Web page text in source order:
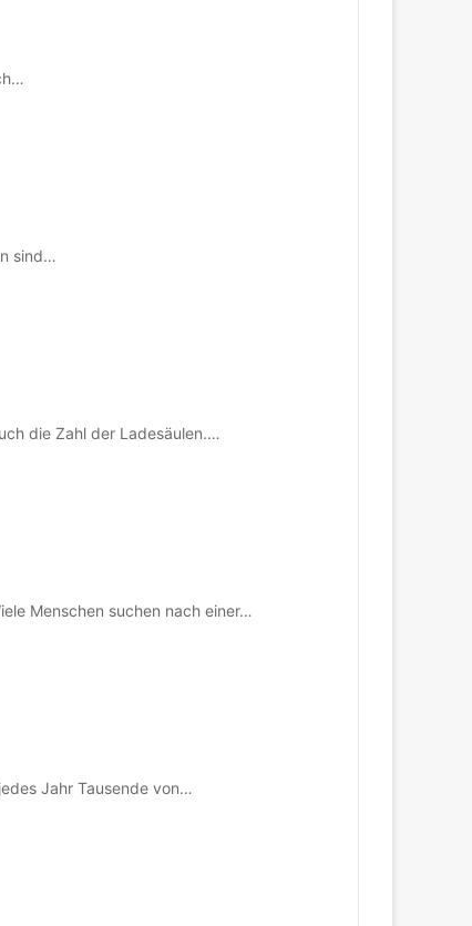
sind…
die Zahl der Ladesäulen.…
Menschen suchen nach einer…
Jahr Tausende von…